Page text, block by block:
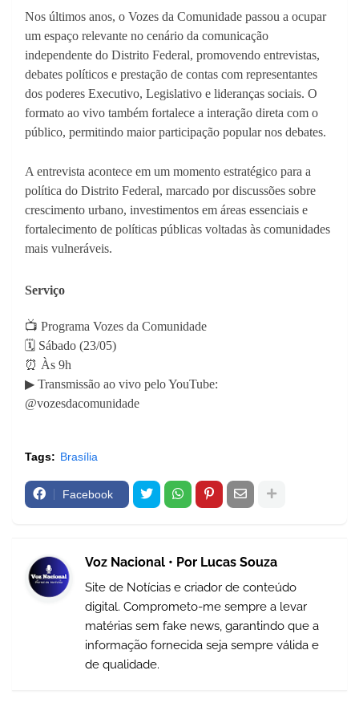
Nos últimos anos, o Vozes da Comunidade passou a ocupar
um espaço relevante no cenário da comunicação
independente do Distrito Federal, promovendo entrevistas,
debates políticos e prestação de contas com representantes
dos poderes Executivo, Legislativo e lideranças sociais. O
formato ao vivo também fortalece a interação direta com o
público, permitindo maior participação popular nos debates.
A entrevista acontece em um momento estratégico para a
política do Distrito Federal, marcado por discussões sobre
crescimento urbano, investimentos em áreas essenciais e
fortalecimento de políticas públicas voltadas às comunidades
mais vulneráveis.
Serviço
📺 Programa Vozes da Comunidade
🗓 Sábado (23/05)
⏰ Às 9h
▶ Transmissão ao vivo pelo YouTube:
@vozesdacomunidade
Tags: Brasília
Facebook
Voz Nacional • Por Lucas Souza
Site de Notícias e criador de conteúdo
digital. Comprometo-me sempre a levar
matérias sem fake news, garantindo que a
informação fornecida seja sempre válida e
de qualidade.